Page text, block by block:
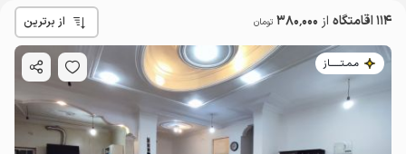
114 اقامتگاه از 380٬000 تومان از برترین
مـمـتــــــاز